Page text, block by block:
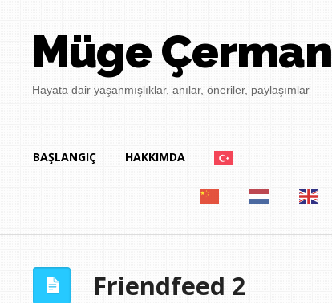
Müge Çerman
Hayata dair yaşanmışlıklar, anılar, öneriler, paylaşımlar
BAŞLANGIÇ HAKKIMDA
Friendfeed 2